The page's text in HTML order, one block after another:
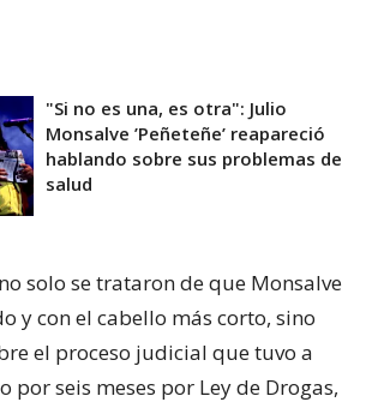
"Si no es una, es otra": Julio
Monsalve ’Peñeteñe’ reapareció
hablando sobre sus problemas de
salud
solo se trataron de que Monsalve
y con el cabello más corto, sino
el proceso judicial que tuvo a
por seis meses por Ley de Drogas,